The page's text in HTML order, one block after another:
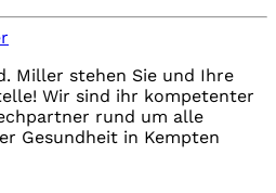
Miller stehen Sie und Ihre
Wir sind ihr kompetenter
rund um alle
Gesundheit in Kempten